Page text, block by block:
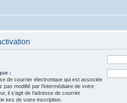
:
de courrier électronique qui est associée
pas modifié par l’intermédiaire de votre
il s’agit de l’adresse de courrier
lors de votre inscription.